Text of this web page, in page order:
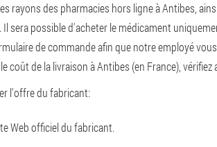
rayons des pharmacies hors ligne à Antibes,
sera possible d'acheter le médicament
de commande afin que notre employé
coût de la livraison à Antibes (en France),
l'offre du fabricant:
Web officiel du fabricant.